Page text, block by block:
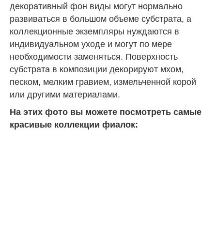
декоративный фон виды могут нормально
развиваться в большом объеме субстрата, а
коллекционные экземпляры нуждаются в
индивидуальном уходе и могут по мере
необходимости заменяться. Поверхность
субстрата в композиции декорируют мхом,
песком, мелким гравием, измельченной корой
или другими материалами.
На этих фото вы можете посмотреть самые
красивые коллекции фиалок: